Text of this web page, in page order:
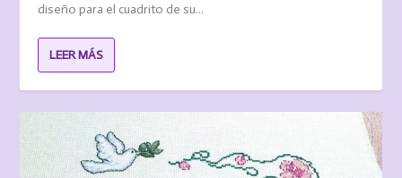
diseño para el cuadrito de su...
LEER MÁS